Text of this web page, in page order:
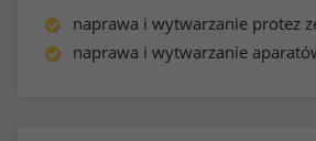
naprawa i wytwarzanie protez
naprawa i wytwarzanie